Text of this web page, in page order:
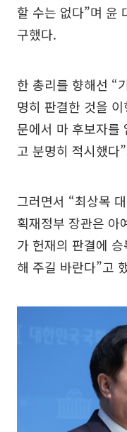
할 수는 없다”며 윤
구했다.
한 총리를 향해선 “
명히 판결한 것을
문에서 마 후보자를
고 분명히 적시했다
그러면서 “최상목
획재정부 장관은 아
가 헌재의 판결에
해 주길 바란다”고